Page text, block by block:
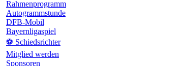
Rahmenprogramm
Autogrammstunde
DFB-Mobil
Bayernligaspiel
⚽ Schiedsrichter
Mitglied werden
Sponsoren